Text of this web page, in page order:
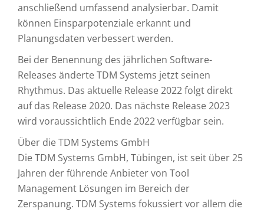
anschließend umfassend analysierbar. Damit
können Einsparpotenziale erkannt und
Planungsdaten verbessert werden.
Bei der Benennung des jährlichen Software-
Releases änderte TDM Systems jetzt seinen
Rhythmus. Das aktuelle Release 2022 folgt direkt
auf das Release 2020. Das nächste Release 2023
wird voraussichtlich Ende 2022 verfügbar sein.
Über die TDM Systems GmbH
Die TDM Systems GmbH, Tübingen, ist seit über 25
Jahren der führende Anbieter von Tool
Management Lösungen im Bereich der
Zerspanung. TDM Systems fokussiert vor allem die